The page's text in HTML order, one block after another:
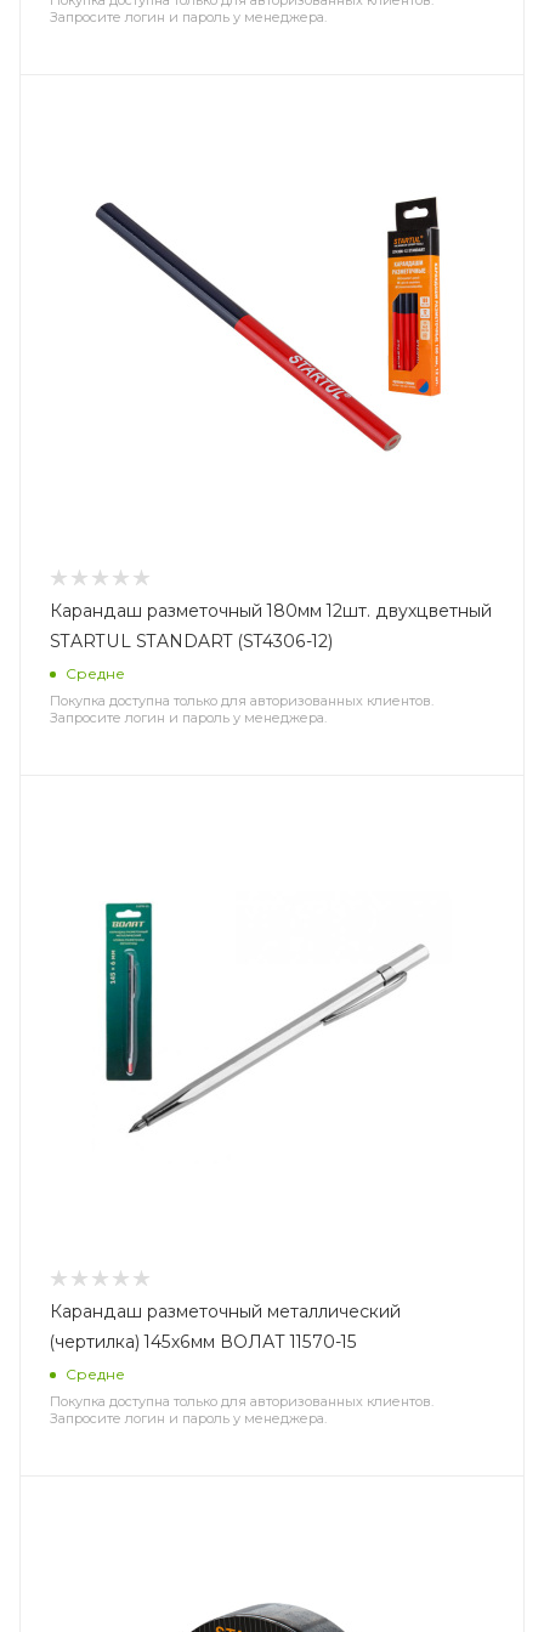
Запросите логин и пароль у менеджера.
Карандаш разметочный 180мм 12шт. двухцветный
STARTUL STANDART (ST4306-12)
Средне
Покупка доступна только для авторизованных клиентов.
Запросите логин и пароль у менеджера.
Карандаш разметочный металлический
(чертилка) 145х6мм ВОЛАТ 11570-15
Средне
Покупка доступна только для авторизованных клиентов.
Запросите логин и пароль у менеджера.